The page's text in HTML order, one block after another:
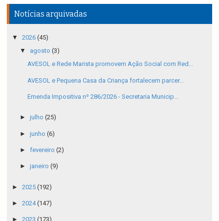
Notícias arquivadas
▼ 2026 (45)
▼ agosto (3)
AVESOL e Rede Marista promovem Ação Social com Red...
AVESOL e Pequena Casa da Criança fortalecem parcer...
Emenda Impositiva nº 286/2026 - Secretaria Municip...
► julho (25)
► junho (6)
► fevereiro (2)
► janeiro (9)
► 2025 (192)
► 2024(147)
► 2023 (173)